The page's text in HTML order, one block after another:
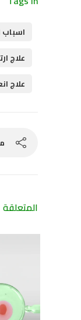
اسباب
علاج
علاج
المتعلقة